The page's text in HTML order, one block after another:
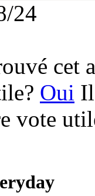
24
cet
Oui
vote